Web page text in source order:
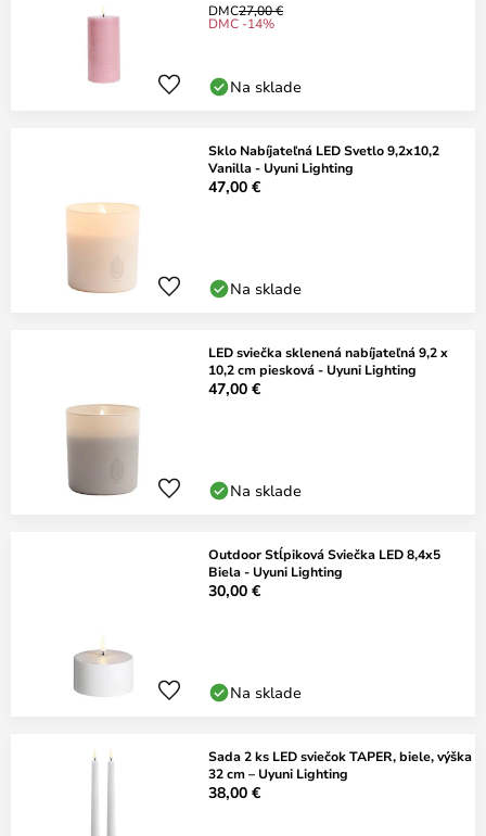
DMC27,00 €
DMC -14%
Na sklade
Sklo Nabíjateľná LED Svetlo 9,2x10,2
Vanilla - Uyuni Lighting
47,00 €
Na sklade
LED sviečka sklenená nabíjateľná 9,2 x
10,2 cm piesková - Uyuni Lighting
47,00 €
Na sklade
Outdoor Stĺpiková Sviečka LED 8,4x5
Biela - Uyuni Lighting
30,00 €
Na sklade
Sada 2 ks LED sviečok TAPER, biele, výška
32 cm – Uyuni Lighting
38,00 €